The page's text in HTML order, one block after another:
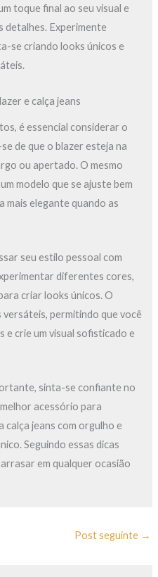
toque final ao seu visual e
detalhes. Experimente
se criando looks únicos e
e calça jeans
é essencial considerar o
de que o blazer esteja na
ou apertado. O mesmo
modelo que se ajuste bem
mais elegante quando as
seu estilo pessoal com
diferentes cores,
criar looks únicos. O
versáteis, permitindo que você
e crie um visual sofisticado e
sinta-se confiante no
acessório para
calça jeans com orgulho e
Seguindo essas dicas
em qualquer ocasião
Post seguinte →